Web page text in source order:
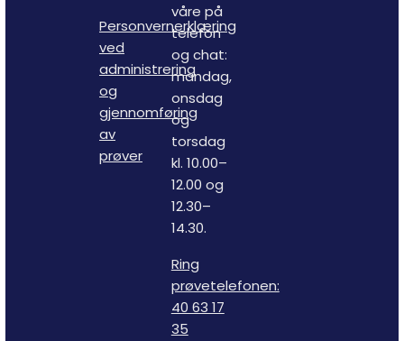
Personvernerklæring
ved
administrering
og
gjennomføring
av
prøver
våre på
telefon
og chat:
mandag,
onsdag
og
torsdag
kl. 10.00–
12.00 og
12.30–
14.30.
Ring
prøvetelefonen:
40 63 17
35